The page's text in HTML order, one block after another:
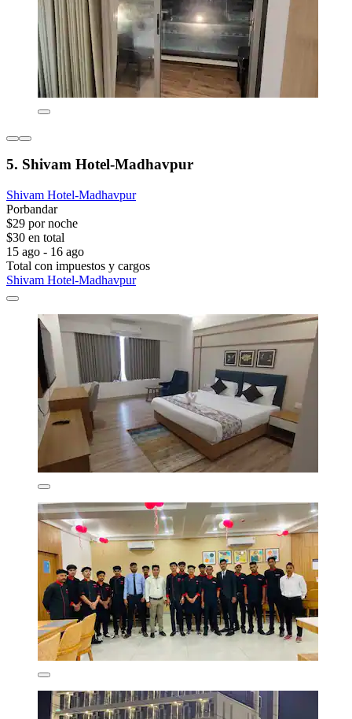
5. Shivam Hotel-Madhavpur
Shivam Hotel-Madhavpur
Porbandar
$29 por noche
$30 en total
15 ago - 16 ago
Total con impuestos y cargos
Shivam Hotel-Madhavpur